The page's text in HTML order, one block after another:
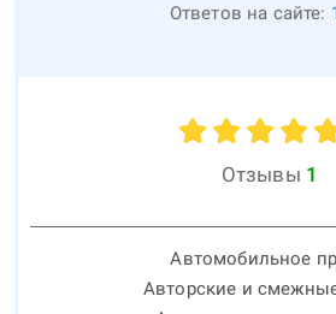
Ответов на сайте:
Отзывы 1
Автомобильное
Авторские и